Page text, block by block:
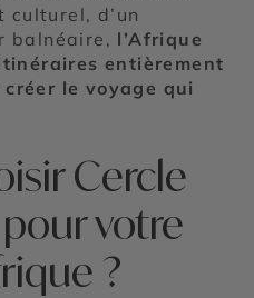
culturel, d’un
balnéaire, l’Afrique
entièrement
le voyage qui
Cercle
votre
?